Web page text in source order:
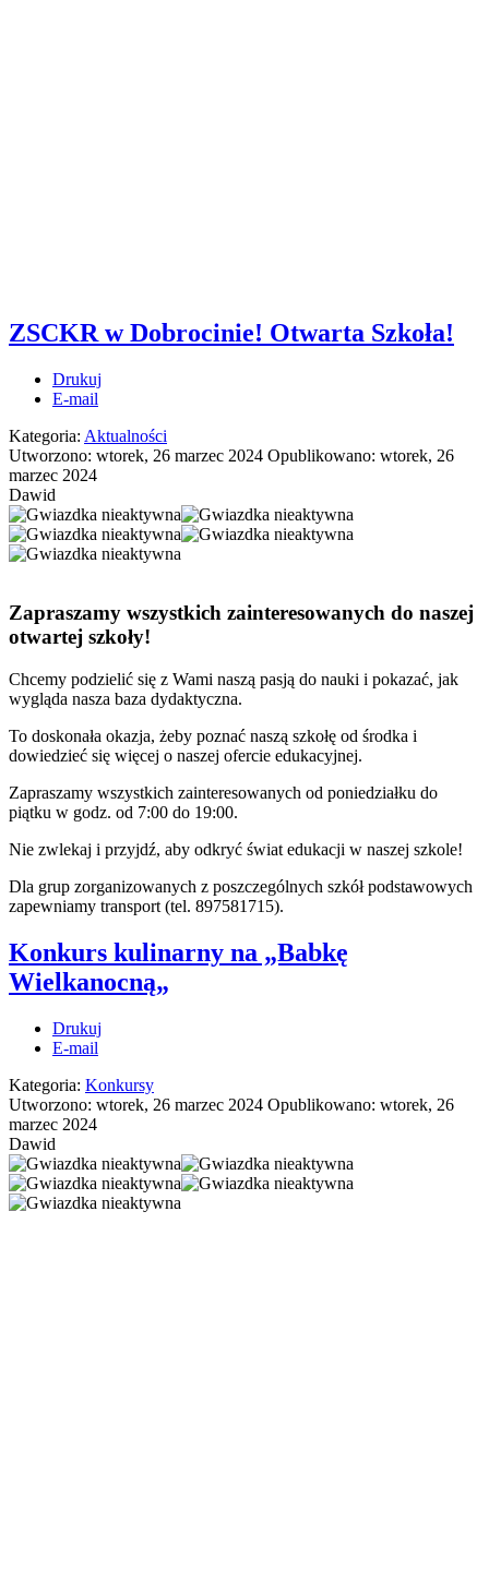
ZSCKR w Dobrocinie! Otwarta Szkoła!
Drukuj
E-mail
Kategoria: Aktualności
Utworzono: wtorek, 26 marzec 2024 Opublikowano: wtorek, 26
marzec 2024
Dawid
Zapraszamy wszystkich zainteresowanych do naszej
otwartej szkoły!
Chcemy podzielić się z Wami naszą pasją do nauki i pokazać, jak
wygląda nasza baza dydaktyczna.
To doskonała okazja, żeby poznać naszą szkołę od środka i
dowiedzieć się więcej o naszej ofercie edukacyjnej.
Zapraszamy wszystkich zainteresowanych od poniedziałku do
piątku w godz. od 7:00 do 19:00.
Nie zwlekaj i przyjdź, aby odkryć świat edukacji w naszej szkole!
Dla grup zorganizowanych z poszczególnych szkół podstawowych
zapewniamy transport (tel. 897581715).
Konkurs kulinarny na „Babkę
Wielkanocną„
Drukuj
E-mail
Kategoria: Konkursy
Utworzono: wtorek, 26 marzec 2024 Opublikowano: wtorek, 26
marzec 2024
Dawid